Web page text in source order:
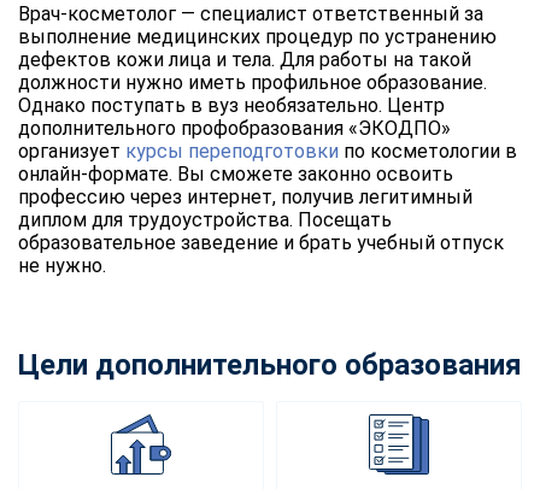
Врач-косметолог — специалист ответственный за
выполнение медицинских процедур по устранению
дефектов кожи лица и тела. Для работы на такой
должности нужно иметь профильное образование.
Однако поступать в вуз необязательно. Центр
дополнительного профобразования «ЭКОДПО»
организует курсы переподготовки по косметологии в
онлайн-формате. Вы сможете законно освоить
профессию через интернет, получив легитимный
диплом для трудоустройства. Посещать
образовательное заведение и брать учебный отпуск
не нужно.
Цели дополнительного образования